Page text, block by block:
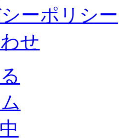
ーポリシー
せ